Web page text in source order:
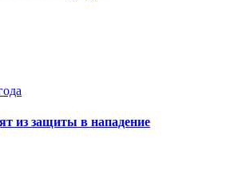
из защиты в нападение